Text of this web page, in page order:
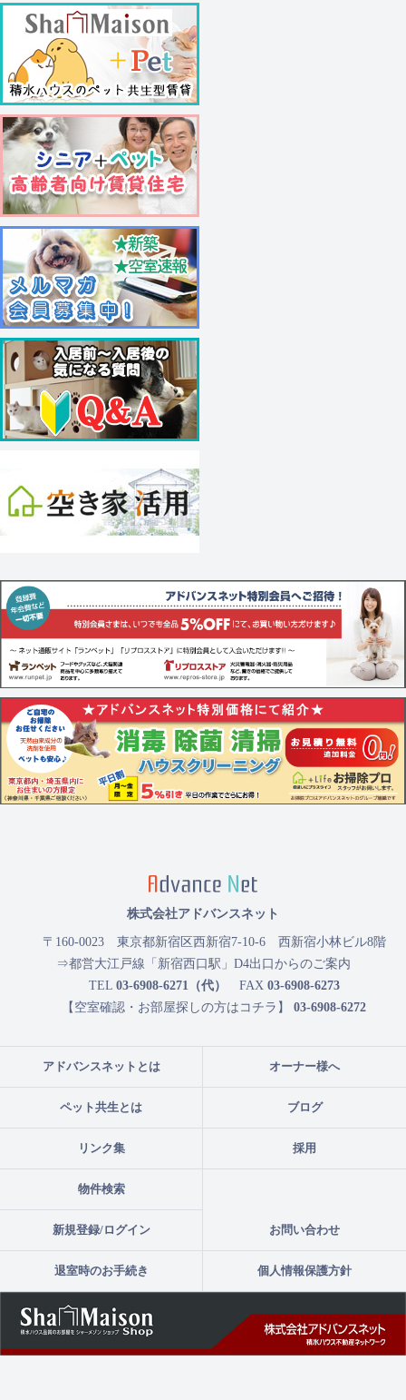
アドバンスネットとは オーナー様へ
ペット共生とは ブログ
リンク集 採用
物件検索
新規登録/ログイン お問い合わせ
退室時のお手続き 個人情報保護方針
株式会社アドバンスネット
〒160-0023 東京都新宿区西新宿7-10-6 西新宿小林ビル8階
⇒都営大江戸線「新宿西口駅」D4出口からのご案内
TEL 03-6908-6271（代） FAX 03-6908-6273
【空室確認・お部屋探しの方はコチラ】 03-6908-6272